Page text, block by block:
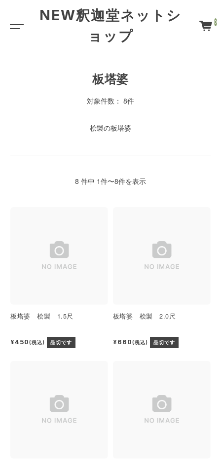
NEW釈迦堂ネットシ
ョップ
0
板塔婆
対象件数： 8件
桧製の板塔婆
8 件中 1件〜8件を表示
板塔婆 桧製 1.5尺
¥450(税込) 品切です
板塔婆 桧製 2.0尺
¥660(税込) 品切です